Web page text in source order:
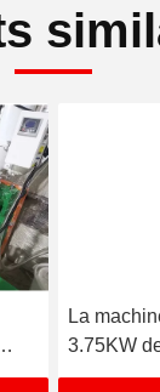
de
La
3.75KW
vis de